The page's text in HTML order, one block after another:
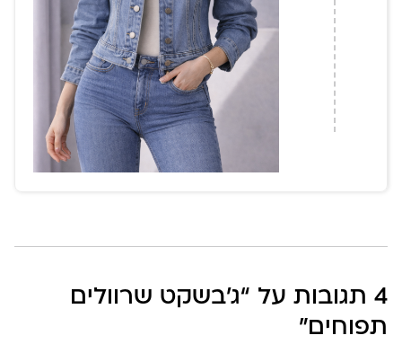
4 תגובות על “
ג’בשקט שרוולים
תפוחים”